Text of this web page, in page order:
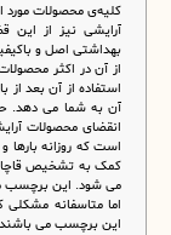
کلیه‌ی محصولات مورد
آرایشی نیز از این
بهداشتی اصل و
از آن در اکثر
استفاده از آن بعد از
آن به شما می دهد.
انقضای محصولات
است که روزانه بارها
کمک به تشخیص
می شود. این برچسب
اما متاسفانه
این برچسب می